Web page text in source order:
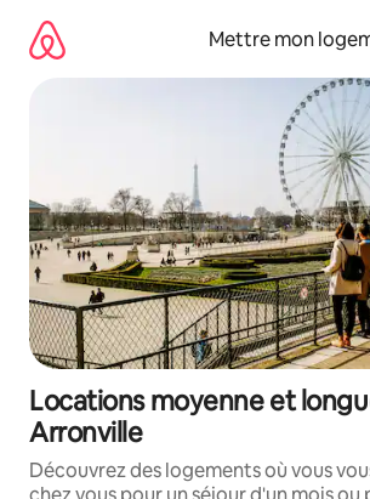
directement
Mettre mon
Locations moyenne et
Arronville
Découvrez des logements où vous